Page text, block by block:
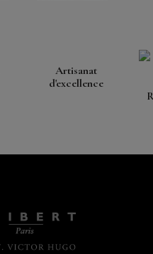
Artisanat
d'excellence